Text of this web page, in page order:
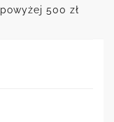
500 zł